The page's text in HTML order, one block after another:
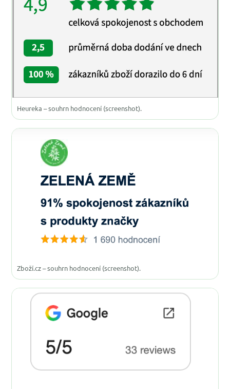
Heureka – souhrn hodnocení (screenshot).
Zboží.cz – souhrn hodnocení (screenshot).